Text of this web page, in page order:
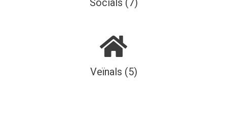
Socials (7)
Veïnals (5)